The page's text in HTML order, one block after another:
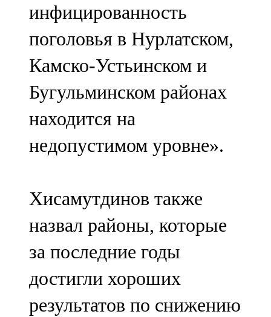
инфицированность
поголовья в Нурлатском,
Камско-Устьинском и
Бугульминском районах
находится на
недопустимом уровне».
Хисамутдинов также
назвал районы, которые
за последние годы
достигли хороших
результатов по снижению